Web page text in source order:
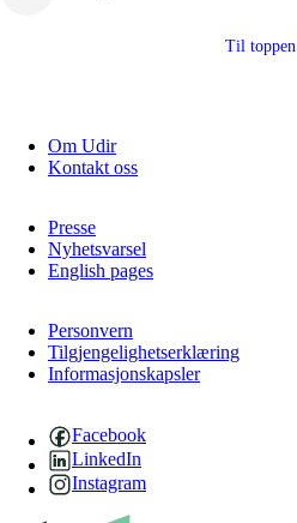
Til toppen
Om Udir
Kontakt oss
Presse
Nyhetsvarsel
English pages
Personvern
Tilgjengelighetserklæring
Informasjonskapsler
Facebook
LinkedIn
Instagram